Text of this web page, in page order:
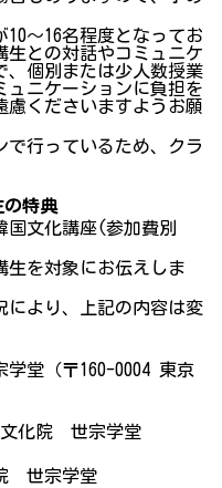
～16名程度となってお
生との対話やコミュニケ
、個別または少人数授業
ュニケーションに負担を
慮くださいますようお願
で行っているため、クラ
特典
文化講座(参加費別
生を対象にお伝えしま
により、上記の内容は変
学堂（〒160-0004 東京
文化院 世宗学堂
世宗学堂